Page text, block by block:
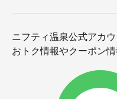
ニフティ温泉公式アカ
おトク情報やクーポン